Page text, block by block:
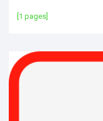
[1 pages]